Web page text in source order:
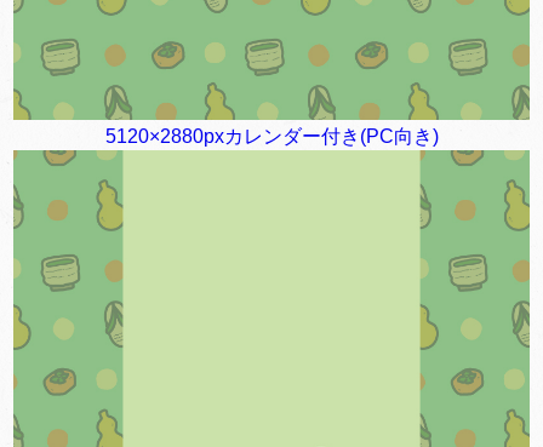
5120×2880pxカレンダー付き(PC向き)